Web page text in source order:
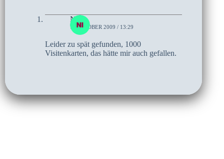
Nils
7. OKTOBER 2009 / 13:29
Leider zu spät gefunden, 1000
Visitenkarten, das hätte mir auch gefallen.